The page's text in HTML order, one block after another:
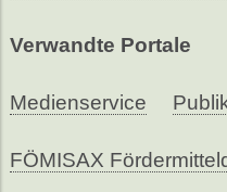
Verwandte Portale
Medienservice
FÖMISAX